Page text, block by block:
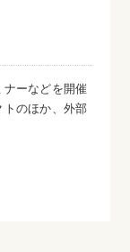
ーなどを開催
のほか、外部